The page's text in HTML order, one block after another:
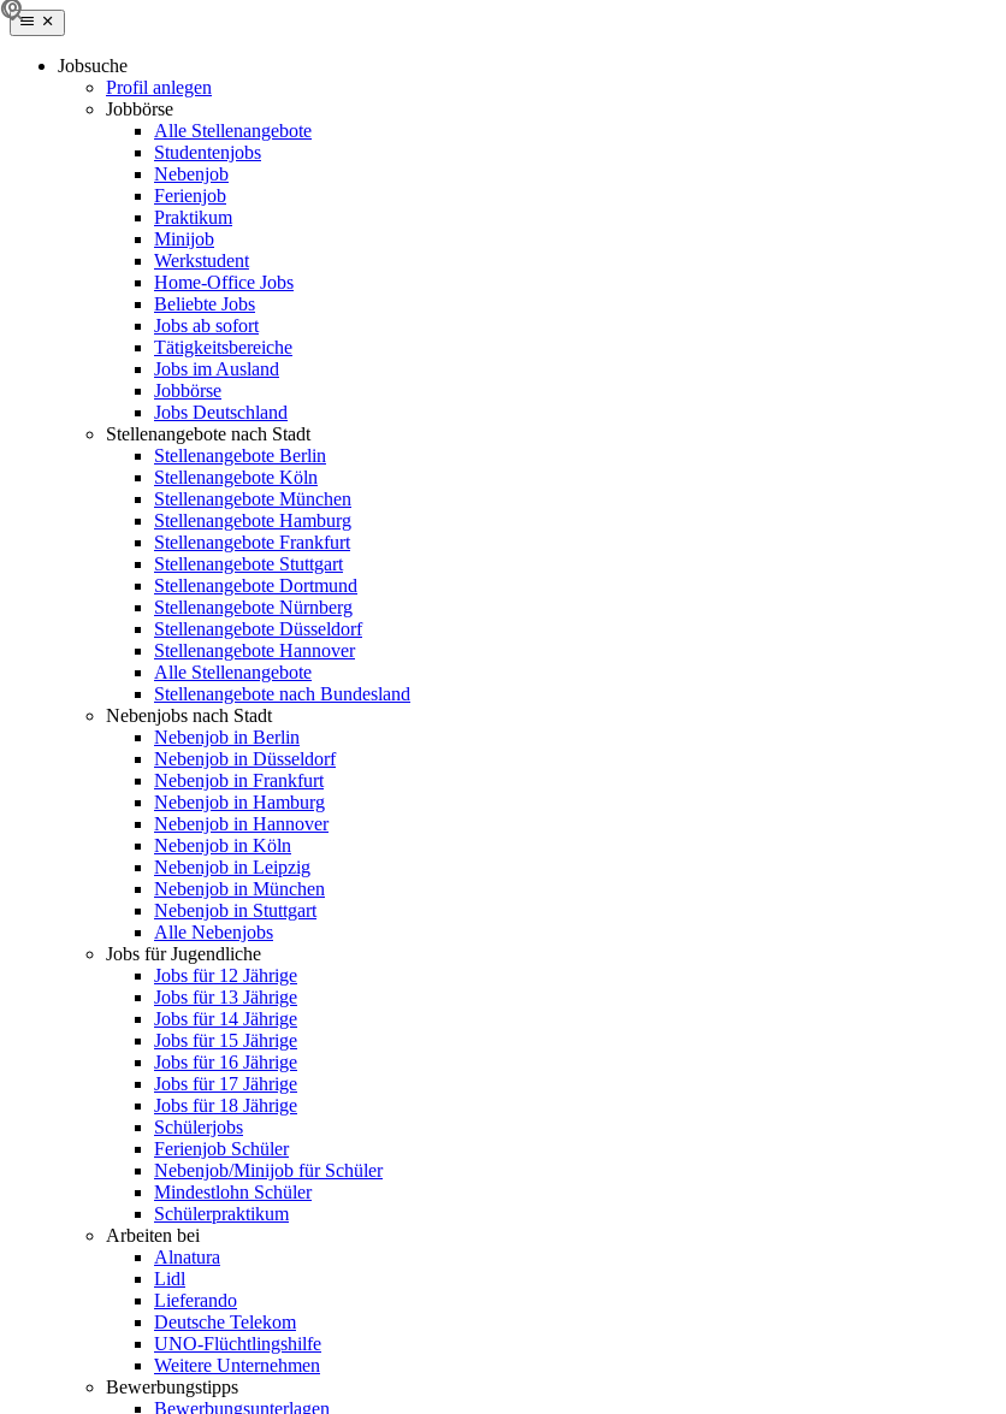
Jobsuche
Profil anlegen
Jobbörse
Alle Stellenangebote
Studentenjobs
Nebenjob
Ferienjob
Praktikum
Minijob
Werkstudent
Home-Office Jobs
Beliebte Jobs
Jobs ab sofort
Tätigkeitsbereiche
Jobs im Ausland
Jobbörse
Jobs Deutschland
Stellenangebote nach Stadt
Stellenangebote Berlin
Stellenangebote Köln
Stellenangebote München
Stellenangebote Hamburg
Stellenangebote Frankfurt
Stellenangebote Stuttgart
Stellenangebote Dortmund
Stellenangebote Nürnberg
Stellenangebote Düsseldorf
Stellenangebote Hannover
Alle Stellenangebote
Stellenangebote nach Bundesland
Nebenjobs nach Stadt
Nebenjob in Berlin
Nebenjob in Düsseldorf
Nebenjob in Frankfurt
Nebenjob in Hamburg
Nebenjob in Hannover
Nebenjob in Köln
Nebenjob in Leipzig
Nebenjob in München
Nebenjob in Stuttgart
Alle Nebenjobs
Jobs für Jugendliche
Jobs für 12 Jährige
Jobs für 13 Jährige
Jobs für 14 Jährige
Jobs für 15 Jährige
Jobs für 16 Jährige
Jobs für 17 Jährige
Jobs für 18 Jährige
Schülerjobs
Ferienjob Schüler
Nebenjob/Minijob für Schüler
Mindestlohn Schüler
Schülerpraktikum
Arbeiten bei
Alnatura
Lidl
Lieferando
Deutsche Telekom
UNO-Flüchtlingshilfe
Weitere Unternehmen
Bewerbungstipps
Bewerbungsunterlagen